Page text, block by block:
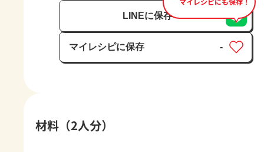
LINEに保存
マイレシピに保存
保存済み
-
材料（2人分）